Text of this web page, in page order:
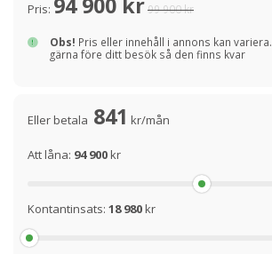
Pris: 99 900 kr
Obs! Pris eller innehåll i annons kan variera.
gärna före ditt besök så den finns kvar
Eller betala 841 kr/mån
Att låna: 94 900kr
Kontantinsats: 18 980kr